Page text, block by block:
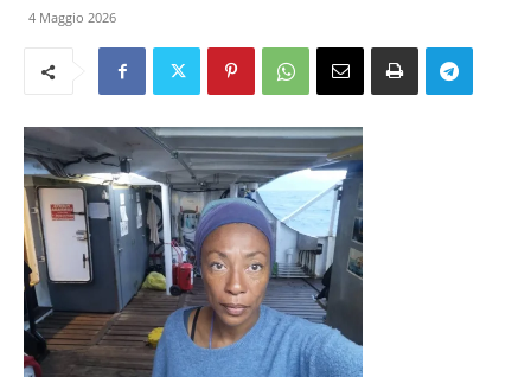
4 Maggio 2026